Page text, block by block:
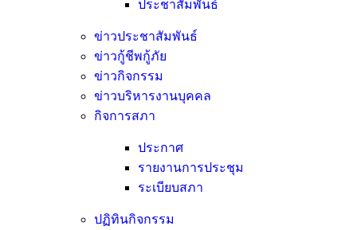
ประชาสัมพันธ์
ข่าวประชาสัมพันธ์
ข่าวกู้ชีพกู้ภัย
ข่าวกิจกรรม
ข่าวบริหารงานบุคคล
กิจการสภา
ประกาศ
รายงานการประชุม
ระเบียบสภา
ปฏิทินกิจกรรม